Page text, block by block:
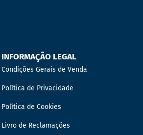
INFORMAÇÃO LEGAL
Condições Gerais de Venda
Política de Privacidade
Política de Cookies
Livro de Reclamações